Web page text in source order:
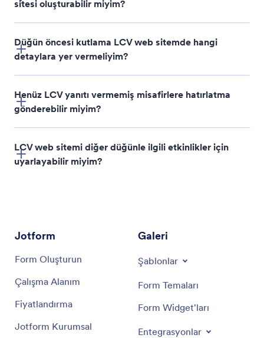
sitesi oluşturabilir miyim?
Düğün öncesi kutlama LCV web sitemde hangi
detaylara yer vermeliyim?
Henüz LCV yanıtı vermemiş misafirlere hatırlatma
gönderebilir miyim?
LCV web sitemi diğer düğünle ilgili etkinlikler için
uyarlayabilir miyim?
Jotform
Form Oluşturun
Çalışma Alanım
Fiyatlandırma
Jotform Kurumsal
Galeri
Şablonlar
Form Temaları
Form Widget'ları
Entegrasyonlar